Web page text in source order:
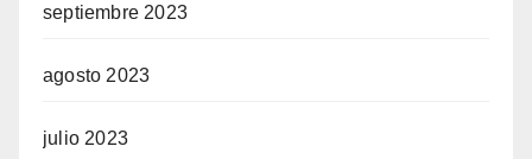
septiembre 2023
agosto 2023
julio 2023